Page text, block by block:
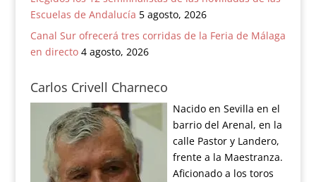
Escuelas de Andalucía 5 agosto, 2026
Canal Sur ofrecerá tres corridas de la Feria de Málaga
en directo 4 agosto, 2026
Carlos Crivell Charneco
Nacido en Sevilla en el
barrio del Arenal, en la
calle Pastor y Landero,
frente a la Maestranza.
Aficionado a los toros